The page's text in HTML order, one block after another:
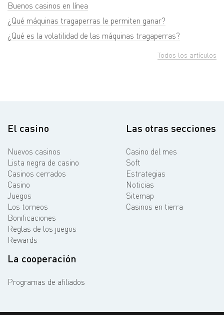
Buenos casinos en línea
¿Qué máquinas tragaperras le permiten ganar?
¿Qué es la volatilidad de las máquinas tragaperras?
Todos los artículos
El casino
Nuevos casinos
Lista negra de casino
Casinos cerrados
Casino
Juegos
Los torneos
Bonificaciones
Reglas de los juegos
Rewards
Las otras secciones
Casino del mes
Soft
Estrategias
Noticias
Sitemap
Casinos en tierra
La cooperación
Programas de afiliados